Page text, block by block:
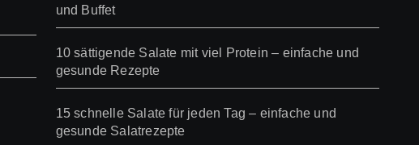
und Buffet
10 sättigende Salate mit viel Protein – einfache und
gesunde Rezepte
15 schnelle Salate für jeden Tag – einfache und
gesunde Salatrezepte